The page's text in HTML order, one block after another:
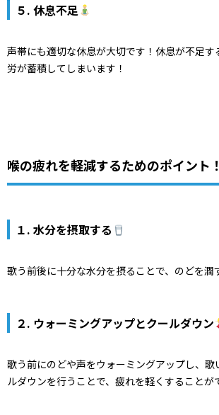
５. 休息不足
声帯にも適切な休息が大切です！休息が不足す
労が蓄積してしまいます！
喉の疲れを軽減するためのポイント！
１. 水分を摂取する
歌う前後に十分な水分を摂ることで、のどを潤
２. ウォーミングアップとクールダウン
歌う前にのどや声をウォーミングアップし、歌
ルダウンを行うことで、疲れを軽くすることが